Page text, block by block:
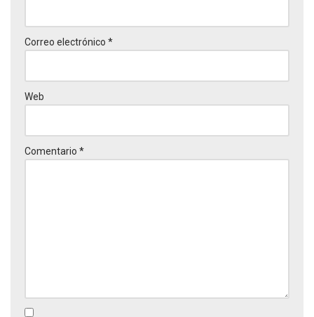
Correo electrónico *
Web
Comentario *